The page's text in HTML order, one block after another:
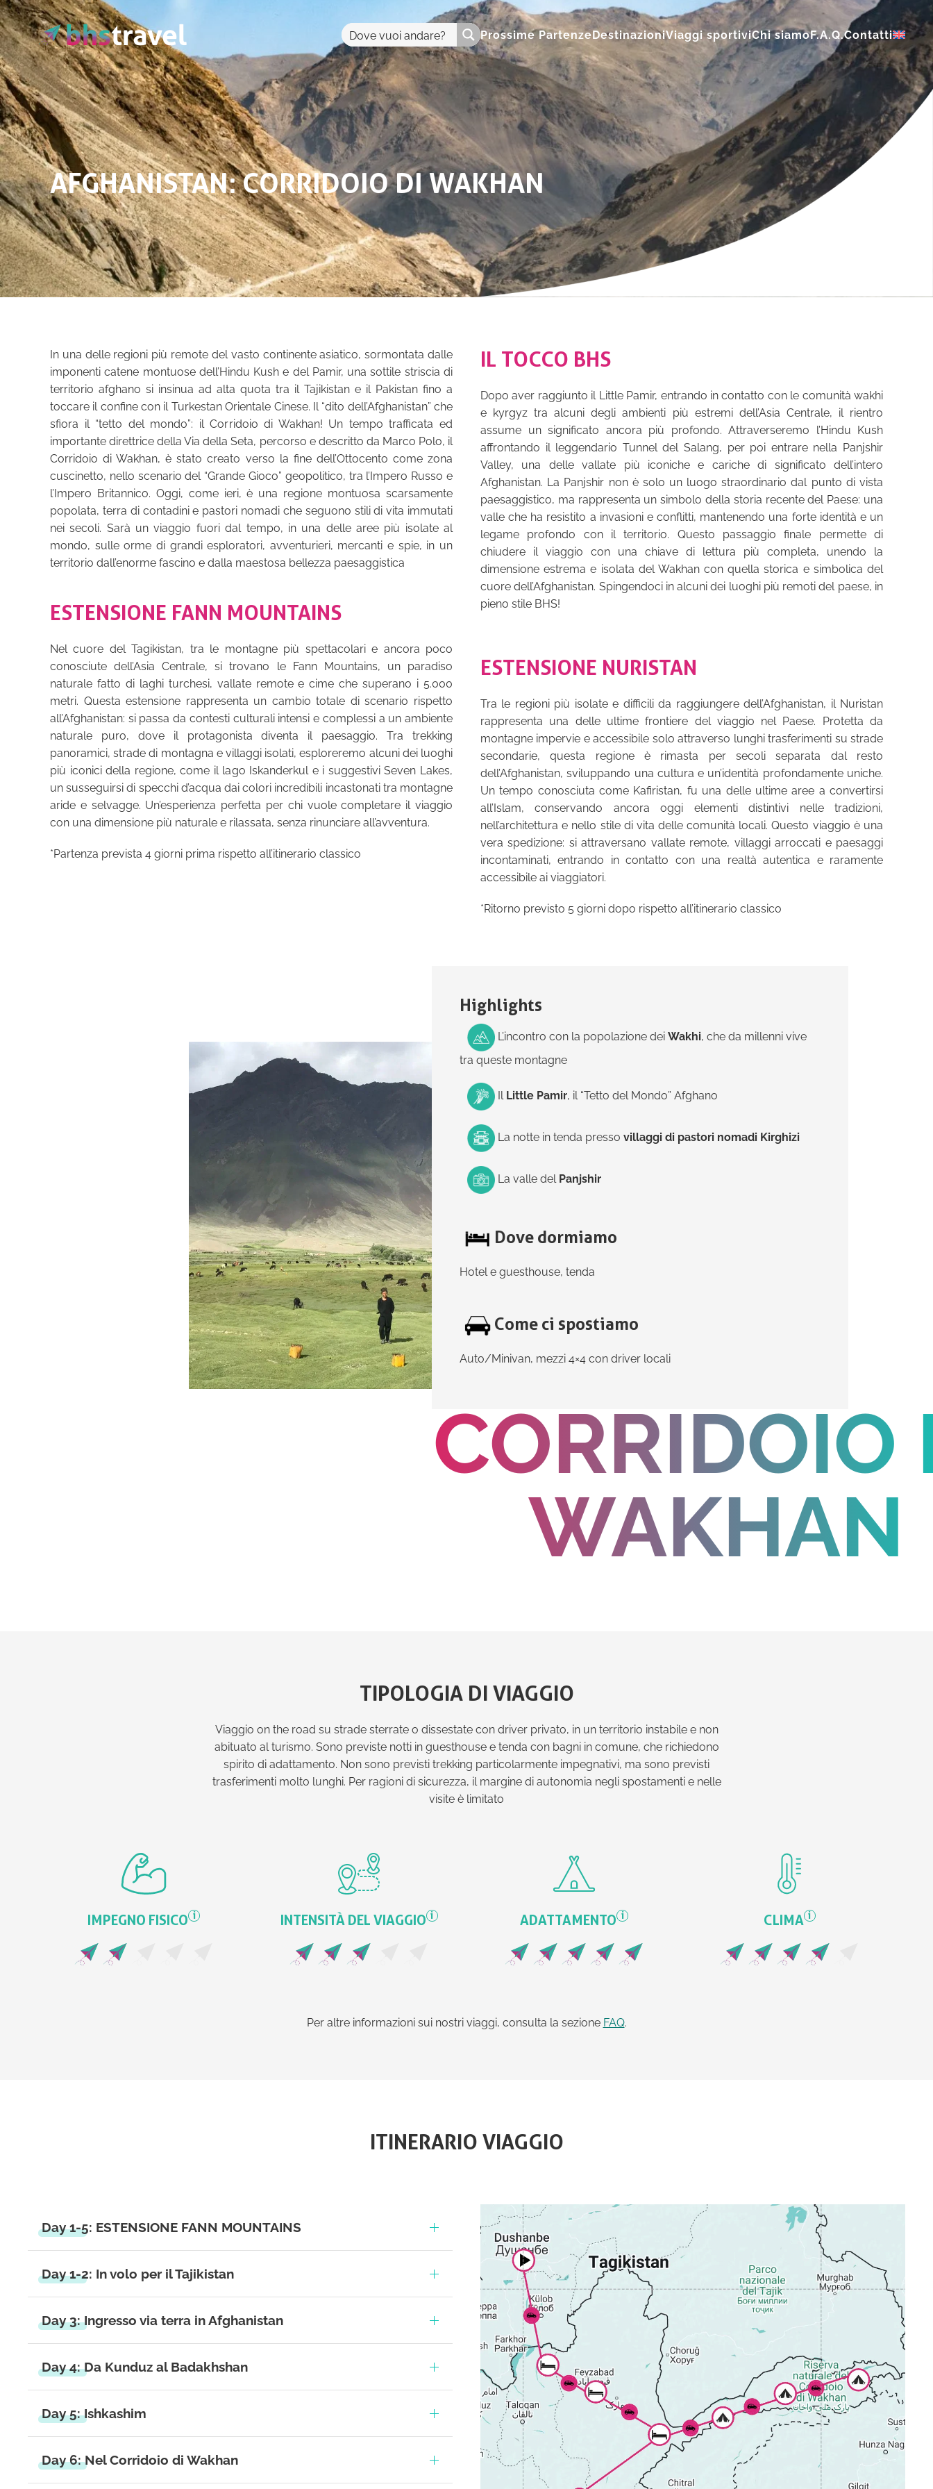
Passa al contenuto principale Prossime PartenzeDestinazioniViaggi sportiviChi siamoF.A.Q.Contatti
AFGHANISTAN: CORRIDOIO DI WAKHAN
In una delle regioni più remote del vasto continente asiatico, sormontata dalle
imponenti catene montuose dell’Hindu Kush e del Pamir, una sottile striscia di
territorio afghano si insinua ad alta quota tra il Tajikistan e il Pakistan fino a
toccare il confine con il Turkestan Orientale Cinese. Il “dito dell’Afghanistan” che
sfiora il “tetto del mondo”: il Corridoio di Wakhan! Un tempo trafficata ed
importante direttrice della Via della Seta, percorso e descritto da Marco Polo, il
Corridoio di Wakhan, è stato creato verso la fine dell’Ottocento come zona
cuscinetto, nello scenario del “Grande Gioco” geopolitico, tra l’Impero Russo e
l’Impero Britannico. Oggi, come ieri, è una regione montuosa scarsamente
popolata, terra di contadini e pastori nomadi che seguono stili di vita immutati
nei secoli. Sarà un viaggio fuori dal tempo, in una delle aree più isolate al
mondo, sulle orme di grandi esploratori, avventurieri, mercanti e spie, in un
territorio dall’enorme fascino e dalla maestosa bellezza paesaggistica
ESTENSIONE FANN MOUNTAINS
Nel cuore del Tagikistan, tra le montagne più spettacolari e ancora poco
conosciute dell’Asia Centrale, si trovano le Fann Mountains, un paradiso
naturale fatto di laghi turchesi, vallate remote e cime che superano i 5.000
metri. Questa estensione rappresenta un cambio totale di scenario rispetto
all’Afghanistan: si passa da contesti culturali intensi e complessi a un ambiente
naturale puro, dove il protagonista diventa il paesaggio. Tra trekking
panoramici, strade di montagna e villaggi isolati, esploreremo alcuni dei luoghi
più iconici della regione, come il lago Iskanderkul e i suggestivi Seven Lakes,
un susseguirsi di specchi d’acqua dai colori incredibili incastonati tra montagne
aride e selvagge. Un’esperienza perfetta per chi vuole completare il viaggio
con una dimensione più naturale e rilassata, senza rinunciare all’avventura.
*Partenza prevista 4 giorni prima rispetto all’itinerario classico
IL TOCCO BHS
Dopo aver raggiunto il Little Pamir, entrando in contatto con le comunità wakhi
e kyrgyz tra alcuni degli ambienti più estremi dell’Asia Centrale, il rientro
assume un significato ancora più profondo. Attraverseremo l’Hindu Kush
affrontando il leggendario Tunnel del Salang, per poi entrare nella Panjshir
Valley, una delle vallate più iconiche e cariche di significato dell’intero
Afghanistan. La Panjshir non è solo un luogo straordinario dal punto di vista
paesaggistico, ma rappresenta un simbolo della storia recente del Paese: una
valle che ha resistito a invasioni e conflitti, mantenendo una forte identità e un
legame profondo con il territorio. Questo passaggio finale permette di
chiudere il viaggio con una chiave di lettura più completa, unendo la
dimensione estrema e isolata del Wakhan con quella storica e simbolica del
cuore dell’Afghanistan. Spingendoci in alcuni dei luoghi più remoti del paese, in
pieno stile BHS!
ESTENSIONE NURISTAN
Tra le regioni più isolate e difficili da raggiungere dell’Afghanistan, il Nuristan
rappresenta una delle ultime frontiere del viaggio nel Paese. Protetta da
montagne impervie e accessibile solo attraverso lunghi trasferimenti su strade
secondarie, questa regione è rimasta per secoli separata dal resto
dell’Afghanistan, sviluppando una cultura e un’identità profondamente uniche.
Un tempo conosciuta come Kafiristan, fu una delle ultime aree a convertirsi
all’Islam, conservando ancora oggi elementi distintivi nelle tradizioni,
nell’architettura e nello stile di vita delle comunità locali. Questo viaggio è una
vera spedizione: si attraversano vallate remote, villaggi arroccati e paesaggi
incontaminati, entrando in contatto con una realtà autentica e raramente
accessibile ai viaggiatori.
*Ritorno previsto 5 giorni dopo rispetto all’itinerario classico
Highlights
L’incontro con la popolazione dei Wakhi, che da millenni vive
tra queste montagne
Il Little Pamir, il “Tetto del Mondo” Afghano
La notte in tenda presso villaggi di pastori nomadi Kirghizi
La valle del Panjshir
Dove dormiamo
Hotel e guesthouse, tenda
Come ci spostiamo
Auto/Minivan, mezzi 4×4 con driver locali
CORRIDOIO
WAKHAN
TIPOLOGIA DI VIAGGIO
Viaggio on the road su strade sterrate o dissestate con driver privato, in un territorio instabile e non
abituato al turismo. Sono previste notti in guesthouse e tenda con bagni in comune, che richiedono
spirito di adattamento. Non sono previsti trekking particolarmente impegnativi, ma sono previsti
trasferimenti molto lunghi. Per ragioni di sicurezza, il margine di autonomia negli spostamenti e nelle
visite è limitato
IMPEGNO FISICO i INTENSITÀ DEL VIAGGIO i ADATTAMENTO i CLIMA i
Per altre informazioni sui nostri viaggi, consulta la sezione FAQ.
ITINERARIO VIAGGIO
Day 1-5: ESTENSIONE FANN MOUNTAINS
Day 1-2: In volo per il Tajikistan
Day 3: Ingresso via terra in Afghanistan
Day 4: Da Kunduz al Badakhshan
Day 5: Ishkashim
Day 6: Nel Corridoio di Wakhan